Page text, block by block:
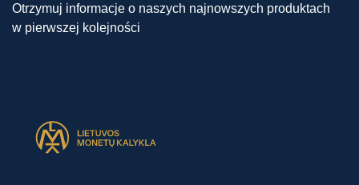
Otrzymuj informacje o naszych najnowszych produktach
w pierwszej kolejności